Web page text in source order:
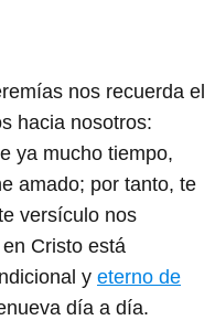
nos recuerda el
hacia nosotros:
ya mucho tiempo,
amado; por tanto, te
versículo nos
Cristo está
y eterno de
día a día.